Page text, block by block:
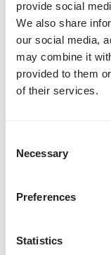
provide social
We also share
our social media,
may combine it
provided to them
of their services.
Selection
Necessary
Preferences
Statistics